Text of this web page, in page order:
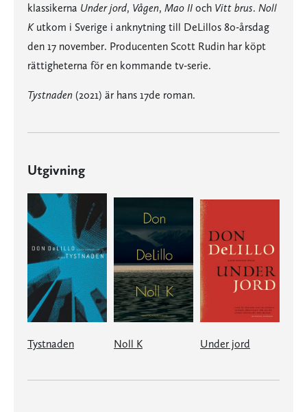
klassikerna Under jord, Vågen, Mao II och Vitt brus. Noll
Kutkom i Sverige i anknytning till DeLillos 80-årsdag
den 17 november. Producenten Scott Rudin har köpt
rättigheterna för en kommande tv-serie.
Tystnaden (2021) är hans 17de roman.
Utgivning
Tystnaden Noll K Under jord